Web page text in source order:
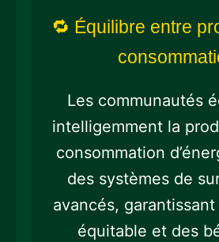
🔁 Équilibre entre
Les communautés
intelligemment la
consommation
des systèmes de
avancés,
équitable et des